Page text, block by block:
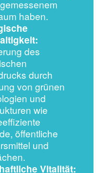
haben.
des
durch
von grünen
und
wie
öffentliche
und
Vitalität: